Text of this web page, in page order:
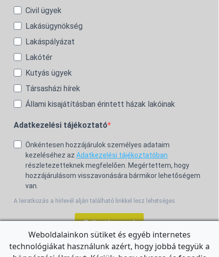
Civil ügyek
Lakásügynökség
Lakáspályázat
Lakótér
Kutyás ügyek
Társasházi hírek
Állami kisajátításban érintett házak lakóinak
Adatkezelési tájékoztató
Önkéntesen hozzájárulok személyes adataim
kezeléséhez az Adatkezelési tájékoztatóban
részletezetteknek megfelelően. Megértettem, hogy
hozzájárulásom visszavonására bármikor lehetőségem
van.
A leiratkozás a hírlevél alján található linkkel lesz lehetséges.
Feliratkozom!
Weboldalainkon sütiket és egyéb internetes
technológiákat használunk azért, hogy jobbá tegyük a